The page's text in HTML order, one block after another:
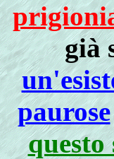
già
paurose
questo